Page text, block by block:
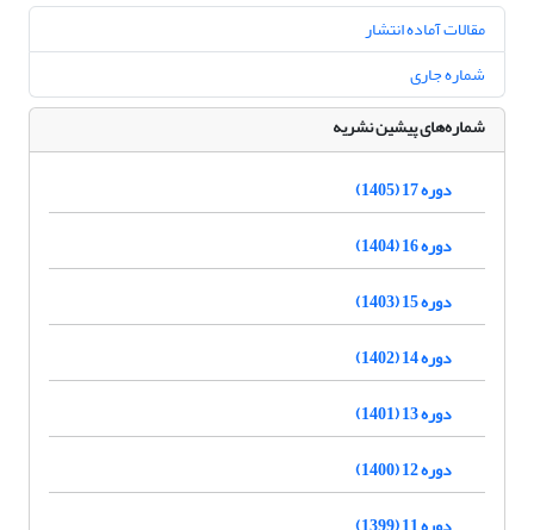
مقالات آماده انتشار
شماره جاری
شماره‌های پیشین نشریه
دوره 17 (1405)
دوره 16 (1404)
دوره 15 (1403)
دوره 14 (1402)
دوره 13 (1401)
دوره 12 (1400)